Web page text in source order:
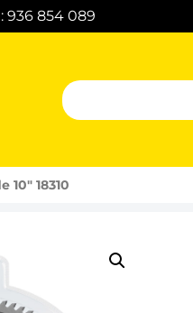
936 854 089
10″ 18310